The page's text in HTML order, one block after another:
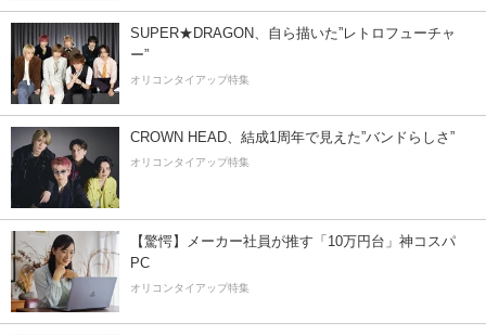
SUPER★DRAGON、自ら描いた”レトロフューチャ
ー”
オリコンタイアップ特集
CROWN HEAD、結成1周年で見えた”バンドらしさ”
オリコンタイアップ特集
【驚愕】メーカー社員が推す「10万円台」神コスパ
PC
オリコンタイアップ特集